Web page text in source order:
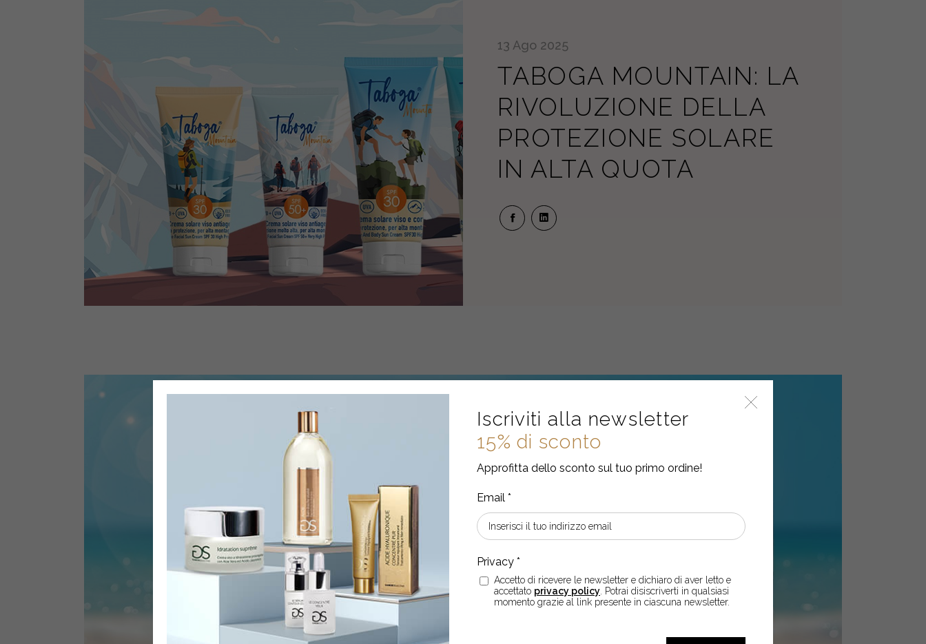
Iscriviti alla newsletter
15% di sconto
Approfitta dello sconto sul tuo primo ordine!
Accetto di ricevere le newsletter e dichiaro di aver letto e
accettato privacy policy . Potrai disiscriverti in qualsiasi
momento grazie al link presente in ciascuna newsletter.
13 Ago 2025
TABOGA MOUNTAIN: LA
RIVOLUZIONE DELLA
PROTEZIONE SOLARE
IN ALTA QUOTA